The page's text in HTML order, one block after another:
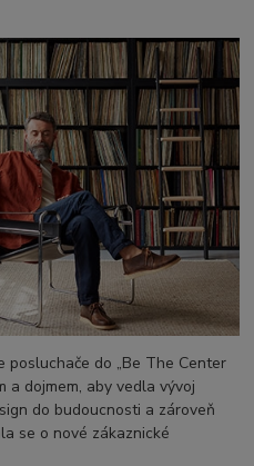
posluchače do „Be The Center
a dojmem, aby vedla vývoj
do budoucnosti a zároveň
se o nové zákaznické